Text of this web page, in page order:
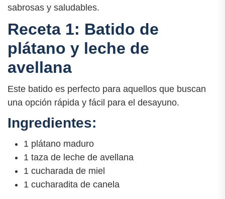
sabrosas y saludables.
Receta 1: Batido de
plátano y leche de
avellana
Este batido es perfecto para aquellos que buscan
una opción rápida y fácil para el desayuno.
Ingredientes:
1 plátano maduro
1 taza de leche de avellana
1 cucharada de miel
1 cucharadita de canela